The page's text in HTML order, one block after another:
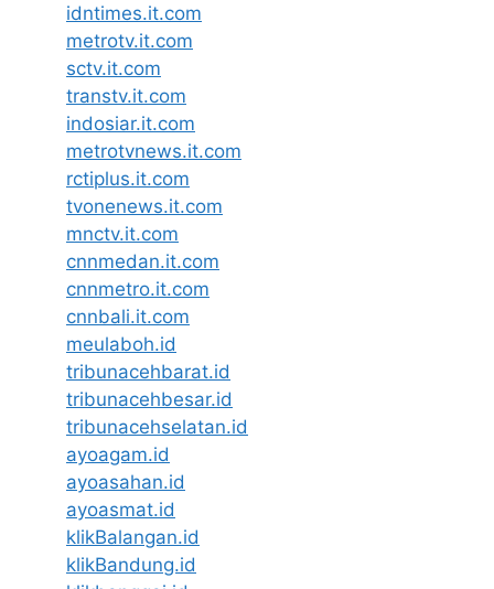
idntimes.it.com
metrotv.it.com
sctv.it.com
transtv.it.com
indosiar.it.com
metrotvnews.it.com
rctiplus.it.com
tvonenews.it.com
mnctv.it.com
cnnmedan.it.com
cnnmetro.it.com
cnnbali.it.com
meulaboh.id
tribunacehbarat.id
tribunacehbesar.id
tribunacehselatan.id
ayoagam.id
ayoasahan.id
ayoasmat.id
klikBalangan.id
klikBandung.id